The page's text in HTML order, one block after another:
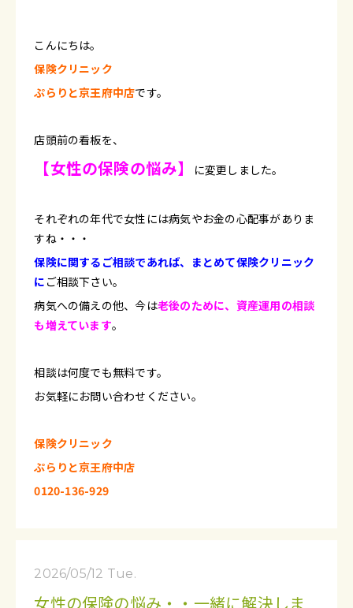
こんにちは。
保険クリニック
ぷらりと京王府中店です。
店頭前の看板を、
【女性の保険の悩み】 に変更しました。
それぞれの年代で女性には病気やお金の心配事がありま
すね・・・
保険に関するご相談であれば、まとめて保険クリニック
に ご相談下さい。
病気への備えの他、今は老後のために、資産運用の相談
も増えています。
相談は何度でも無料です。
お気軽にお問い合わせください。
保険クリニック
ぷらりと京王府中店
0120-136-929
2026/05/12 Tue.
女性の保険の悩み・・一緒に解決しま